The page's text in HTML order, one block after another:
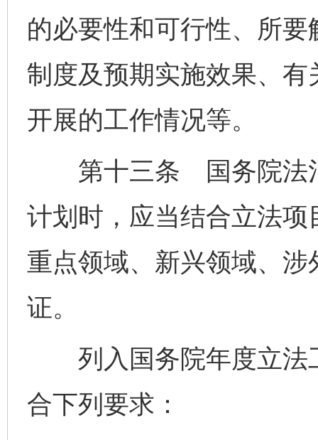
的必要性和可行性、所
制度及预期实施效果、
开展的工作情况等。
第十三条 国务院法治
计划时，应当结合立法
重点领域、新兴领域、
证。
列入国务院年度立法
合下列要求：